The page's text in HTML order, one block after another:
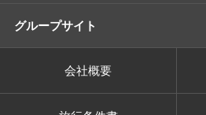
グループサイト
会社概要